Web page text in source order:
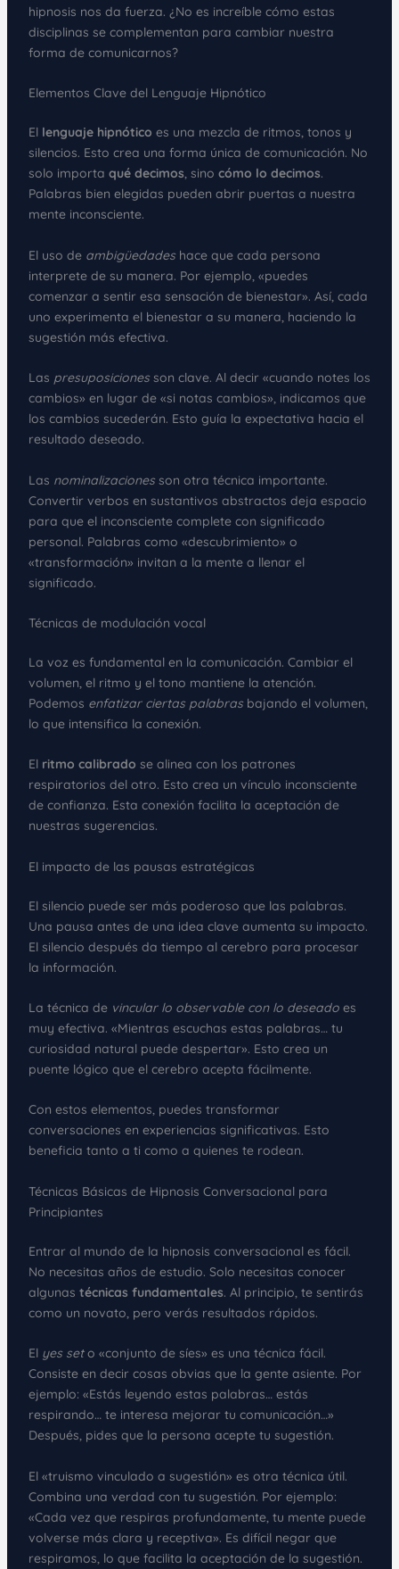
hipnosis nos da fuerza. ¿No es increíble cómo estas
disciplinas se complementan para cambiar nuestra
forma de comunicarnos?
Elementos Clave del Lenguaje Hipnótico
El lenguaje hipnótico es una mezcla de ritmos, tonos y
silencios. Esto crea una forma única de comunicación. No
solo importa qué decimos, sino cómo lo decimos.
Palabras bien elegidas pueden abrir puertas a nuestra
mente inconsciente.
El uso de ambigüedadeshace que cada persona
interprete de su manera. Por ejemplo, «puedes
comenzar a sentir esa sensación de bienestar». Así, cada
uno experimenta el bienestar a su manera, haciendo la
sugestión más efectiva.
Las presuposicionesson clave. Al decir «cuando notes los
cambios» en lugar de «si notas cambios», indicamos que
los cambios sucederán. Esto guía la expectativa hacia el
resultado deseado.
Las nominalizacionesson otra técnica importante.
Convertir verbos en sustantivos abstractos deja espacio
para que el inconsciente complete con significado
personal. Palabras como «descubrimiento» o
«transformación» invitan a la mente a llenar el
significado.
Técnicas de modulación vocal
La voz es fundamental en la comunicación. Cambiar el
volumen, el ritmo y el tono mantiene la atención.
Podemos enfatizar ciertas palabrasbajando el volumen,
lo que intensifica la conexión.
El ritmo calibrado se alinea con los patrones
respiratorios del otro. Esto crea un vínculo inconsciente
de confianza. Esta conexión facilita la aceptación de
nuestras sugerencias.
El impacto de las pausas estratégicas
El silencio puede ser más poderoso que las palabras.
Una pausa antes de una idea clave aumenta su impacto.
El silencio después da tiempo al cerebro para procesar
la información.
La técnica de vincular lo observable con lo deseadoes
muy efectiva. «Mientras escuchas estas palabras… tu
curiosidad natural puede despertar». Esto crea un
puente lógico que el cerebro acepta fácilmente.
Con estos elementos, puedes transformar
conversaciones en experiencias significativas. Esto
beneficia tanto a ti como a quienes te rodean.
Técnicas Básicas de Hipnosis Conversacional para
Principiantes
Entrar al mundo de la hipnosis conversacional es fácil.
No necesitas años de estudio. Solo necesitas conocer
algunas técnicas fundamentales. Al principio, te sentirás
como un novato, pero verás resultados rápidos.
El yes seto «conjunto de síes» es una técnica fácil.
Consiste en decir cosas obvias que la gente asiente. Por
ejemplo: «Estás leyendo estas palabras… estás
respirando… te interesa mejorar tu comunicación…»
Después, pides que la persona acepte tu sugestión.
El «truismo vinculado a sugestión» es otra técnica útil.
Combina una verdad con tu sugestión. Por ejemplo:
«Cada vez que respiras profundamente, tu mente puede
volverse más clara y receptiva». Es difícil negar que
respiramos, lo que facilita la aceptación de la sugestión.